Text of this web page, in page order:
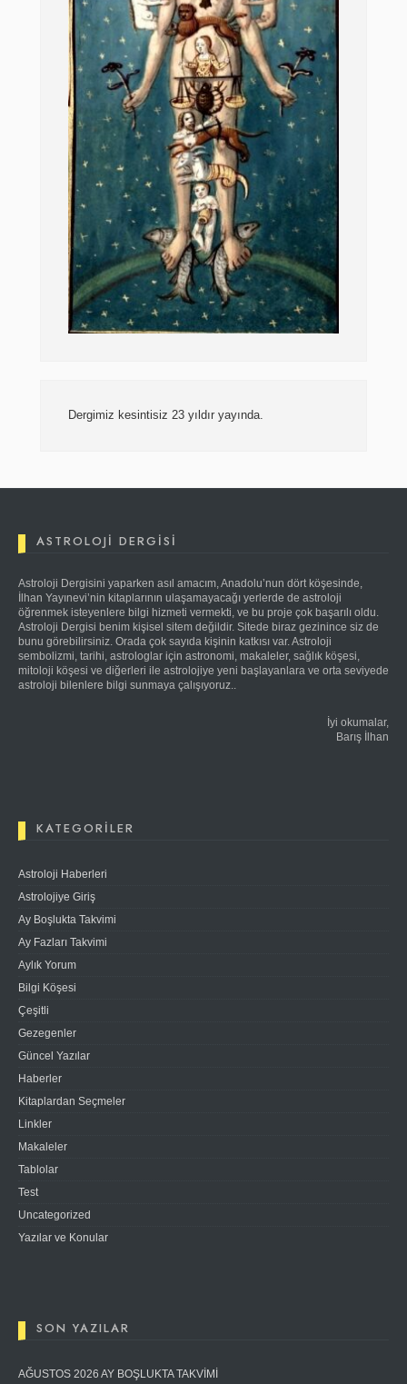
Dergimiz kesintisiz 23 yıldır yayında.
ASTROLOJI DERGISI
Astroloji Dergisini yaparken asıl amacım, Anadolu’nun dört köşesinde,
İlhan Yayınevi’nin kitaplarının ulaşamayacağı yerlerde de astroloji
öğrenmek isteyenlere bilgi hizmeti vermekti, ve bu proje çok başarılı oldu.
Astroloji Dergisi benim kişisel sitem değildir. Sitede biraz gezinince siz de
bunu görebilirsiniz. Orada çok sayıda kişinin katkısı var. Astroloji
sembolizmi, tarihi, astrologlar için astronomi, makaleler, sağlık köşesi,
mitoloji köşesi ve diğerleri ile astrolojiye yeni başlayanlara ve orta seviyede
astroloji bilenlere bilgi sunmaya çalışıyoruz..
İyi okumalar,
Barış İlhan
KATEGORILER
Astroloji Haberleri
Astrolojiye Giriş
Ay Boşlukta Takvimi
Ay Fazları Takvimi
Aylık Yorum
Bilgi Köşesi
Çeşitli
Gezegenler
Güncel Yazılar
Haberler
Kitaplardan Seçmeler
Linkler
Makaleler
Tablolar
Test
Uncategorized
Yazılar ve Konular
SON YAZILAR
AĞUSTOS 2026 AY BOŞLUKTA TAKVİMİ